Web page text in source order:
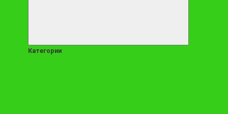
Категории